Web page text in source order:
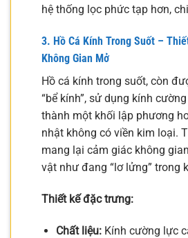
hệ thống lọc phức tạp hơn,
3. Hồ Cá Kính Trong Suốt –
Không Gian Mở
Hồ cá kính trong suốt, còn
“bể kính”, sử dụng kính
thành một khối lập phương
nhật không có viền kim loại.
mang lại cảm giác không
vật như đang “lơ lửng” trong
Thiết kế đặc trưng:
Chất liệu:Kính cường lực